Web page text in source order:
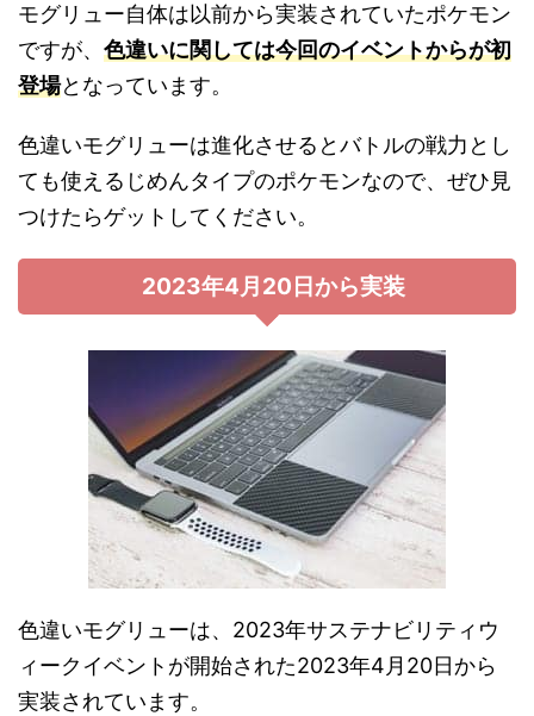
モグリュー自体は以前から実装されていたポケモン
ですが、 色違いに関しては今回のイベントからが初
登場となっています。
色違いモグリューは進化させるとバトルの戦力とし
ても使えるじめんタイプのポケモンなので、ぜひ見
つけたらゲットしてください。
2023年4月20日から実装
色違いモグリューは、2023年サステナビリティウ
ィークイベントが開始された2023年4月20日から
実装されています。